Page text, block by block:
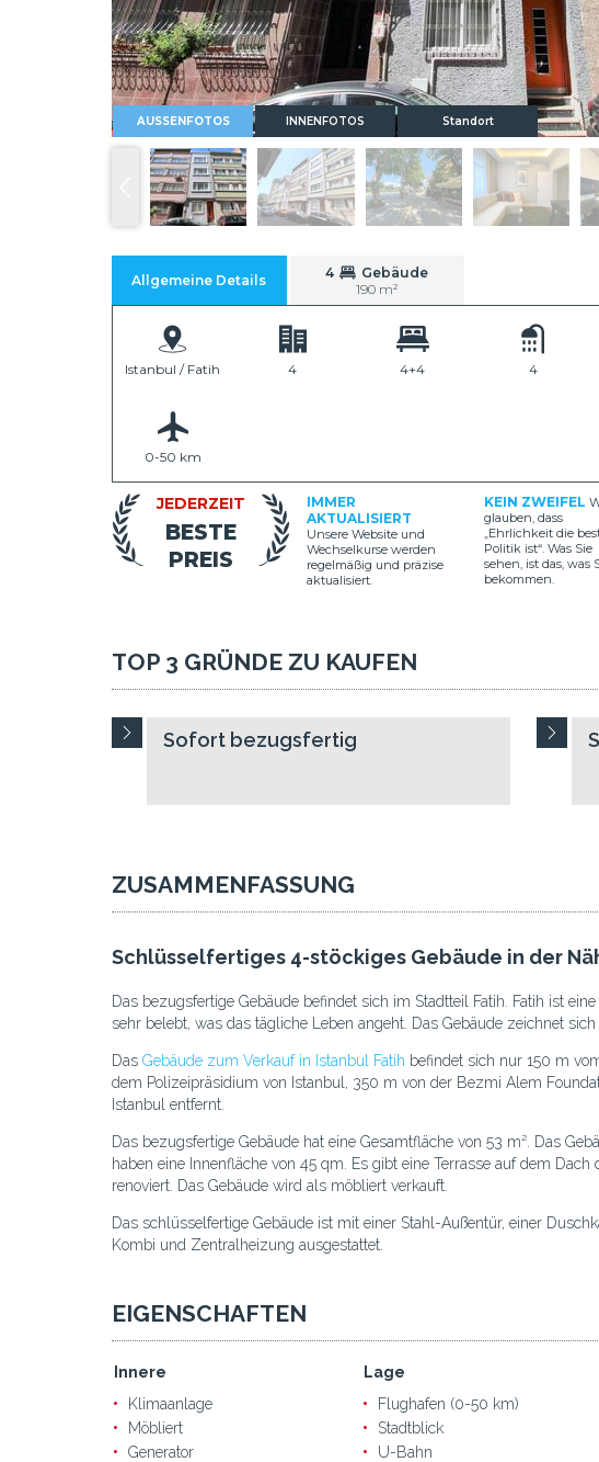
AUSSENFOTOS INNENFOTOS Standort
Allgemeine Details 4
Gebäude
190 m²
Istanbul / Fatih 4 4+4 4
0-50 km
JEDERZEIT
BESTE
PREIS
IMMER
AKTUALISIERT
Unsere Website und
Wechselkurse werden
regelmäßig und präzise
aktualisiert.
KEIN ZWEIFEL
glauben, dass
„Ehrlichkeit die
Politik ist“. Was Sie
sehen, ist das, was
bekommen.
TOP 3 GRÜNDE ZU KAUFEN
Sofort bezugsfertig
ZUSAMMENFASSUNG
Schlüsselfertiges 4-stöckiges Gebäude in der
Das bezugsfertige Gebäude befindet sich im Stadtteil Fatih. Fatih ist
sehr belebt, was das tägliche Leben angeht. Das Gebäude zeichnet
Das Gebäude zum Verkauf in Istanbul Fatih befindet sich nur 150 m
dem Polizeipräsidium von Istanbul, 350 m von der Bezmi Alem
Istanbul entfernt.
Das bezugsfertige Gebäude hat eine Gesamtfläche von 53 m². Das
haben eine Innenfläche von 45 qm. Es gibt eine Terrasse auf dem
renoviert. Das Gebäude wird als möbliert verkauft.
Das schlüsselfertige Gebäude ist mit einer Stahl-Außentür, einer
Kombi und Zentralheizung ausgestattet.
EIGENSCHAFTEN
Innere
Klimaanlage
Möbliert
Generator
Lage
Flughafen (0-50 km)
Stadtblick
U-Bahn